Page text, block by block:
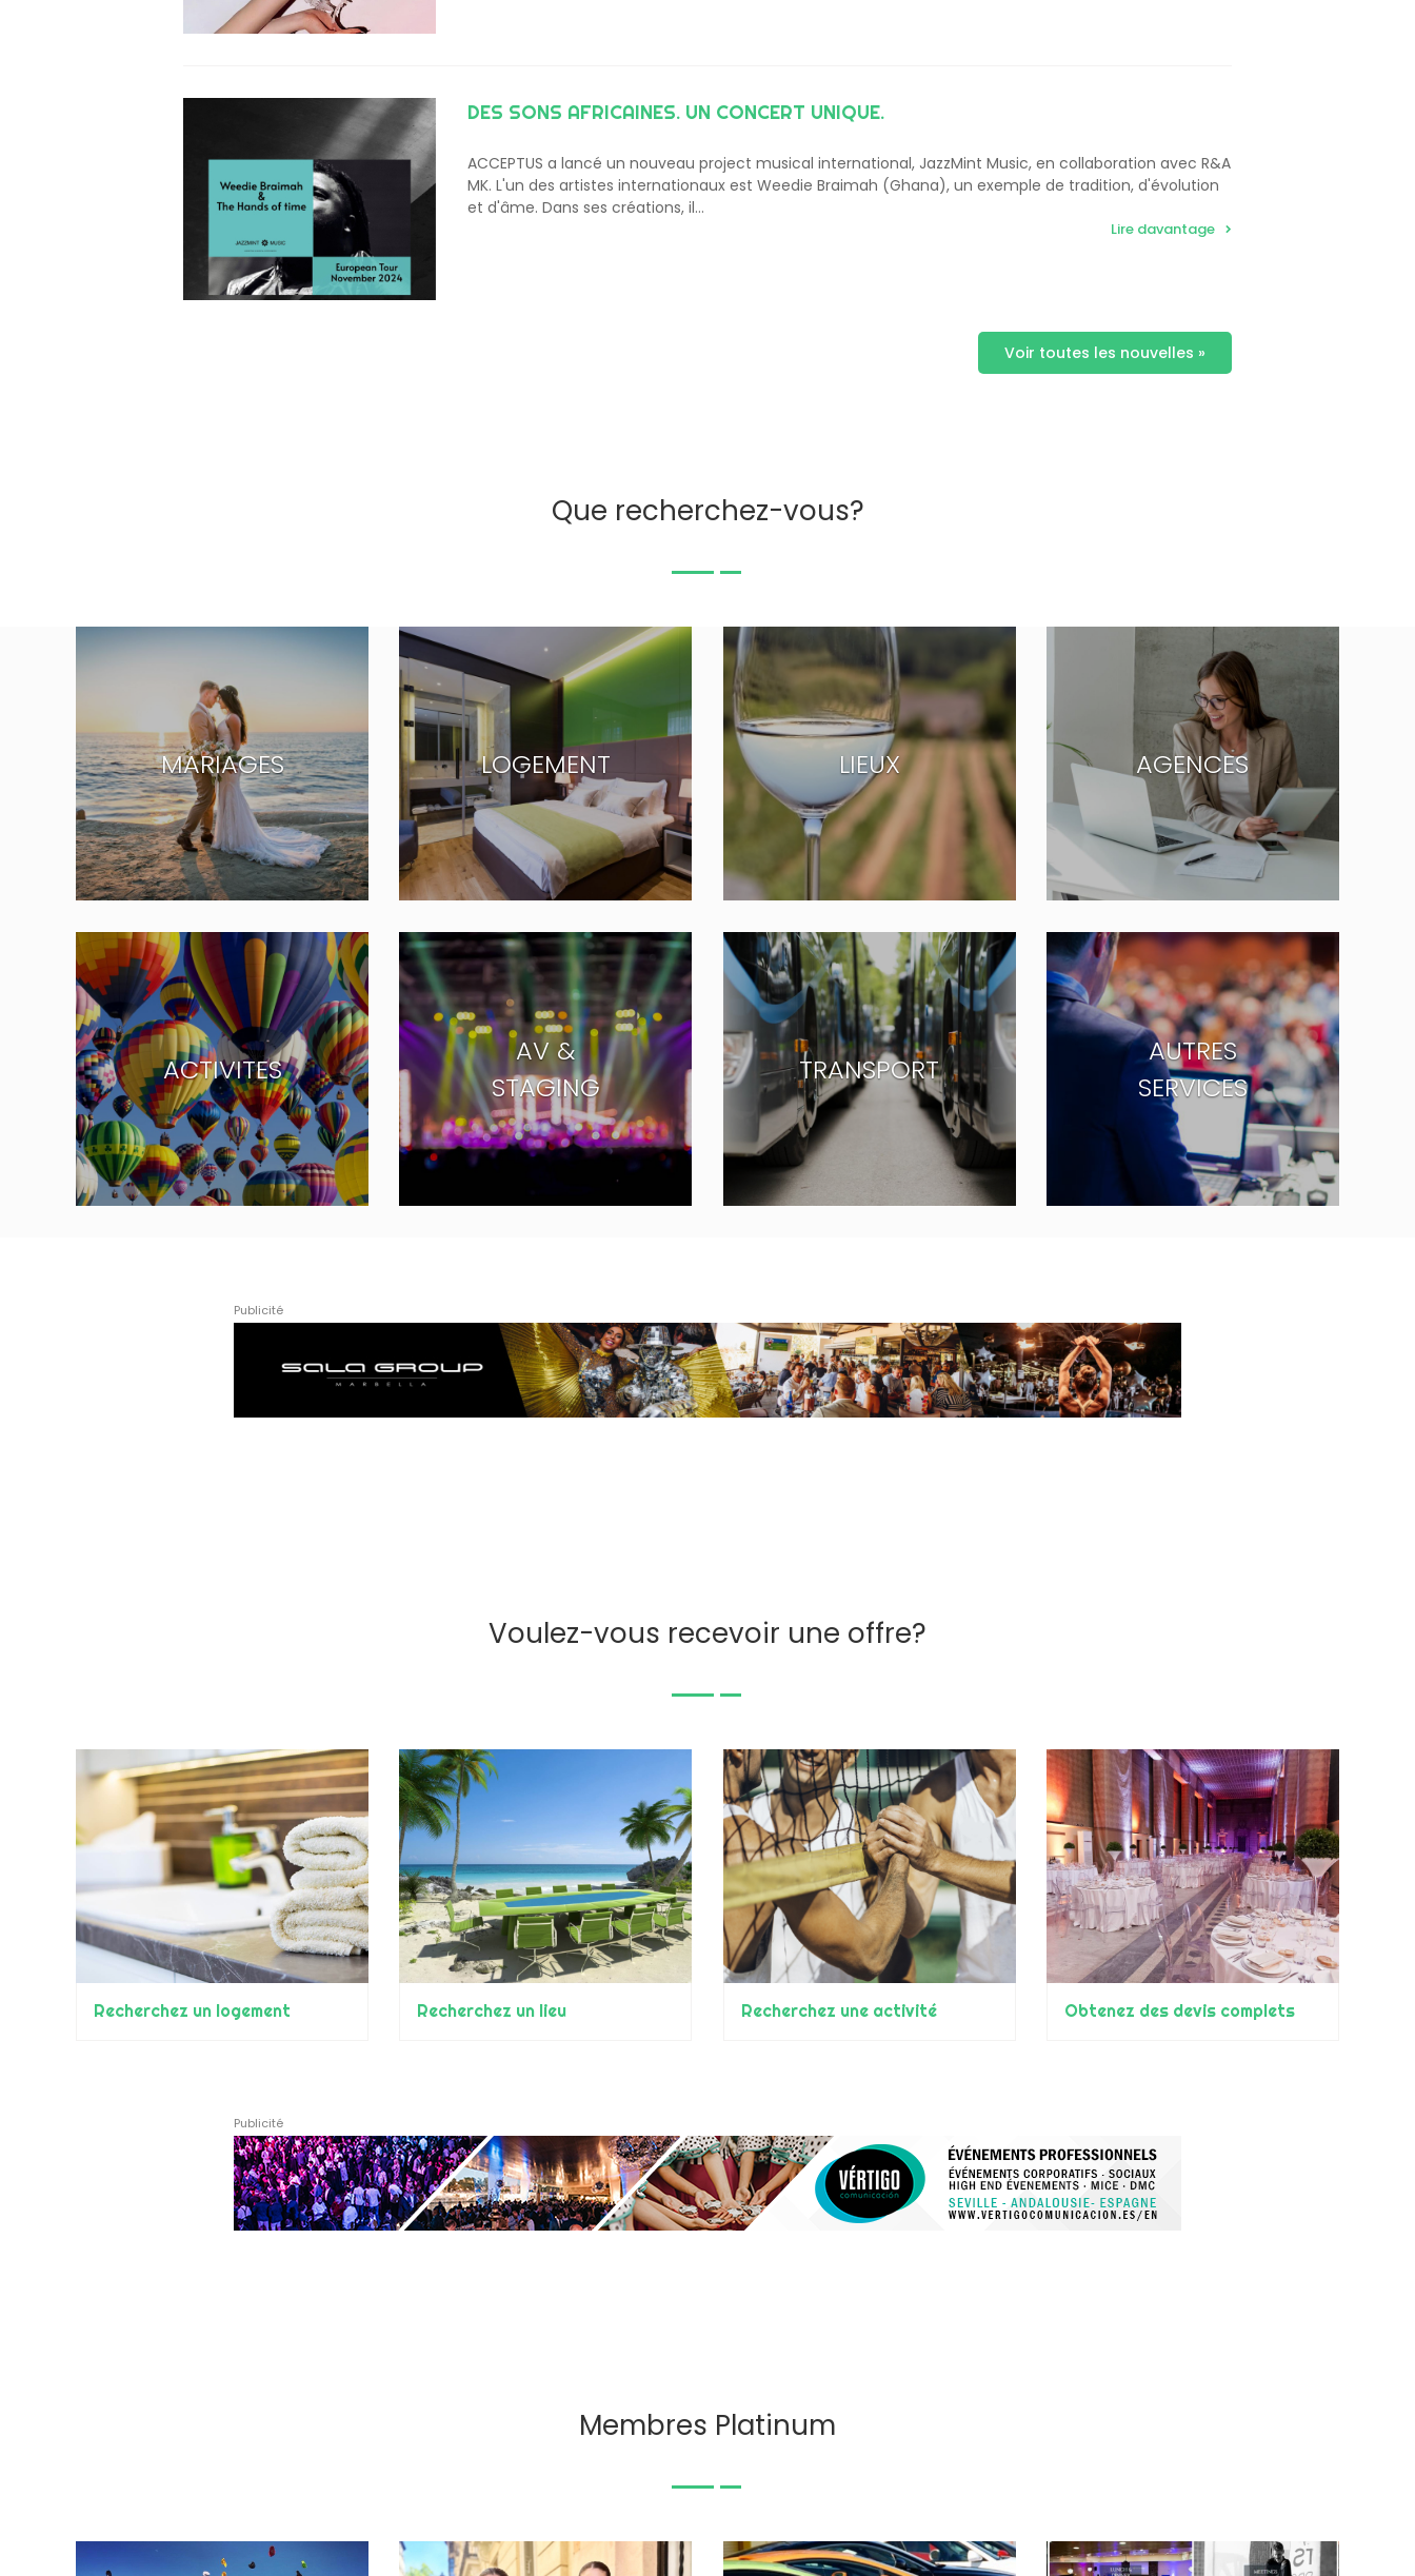
DES SONS AFRICAINES. UN CONCERT UNIQUE.
ACCEPTUS a lancé un nouveau project musical international, JazzMint Music, en collaboration avec R&A
MK. L'un des artistes internationaux est Weedie Braimah (Ghana), un exemple de tradition, d'évolution
et d'âme. Dans ses créations, il…
Lire davantage
Voir toutes les nouvelles »
Que recherchez-vous?
MARIAGES LOGEMENT LIEUX AGENCES
ACTIVITES
AV &
STAGING
TRANSPORT
AUTRES
SERVICES
Voulez-vous recevoir une offre?
Recherchez un logement Recherchez un lieu Recherchez une activité Obtenez des devis complets
Membres Platinum